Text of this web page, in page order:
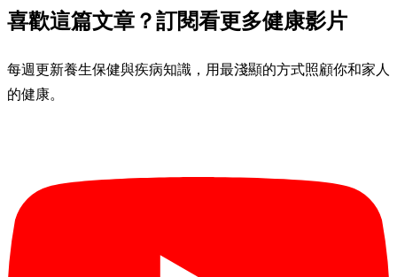
喜歡這篇文章？訂閱看更多健康影片
每週更新養生保健與疾病知識，用最淺顯的方式照顧你和家人
的健康。